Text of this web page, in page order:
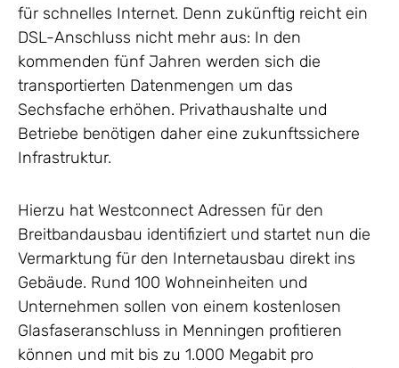
für schnelles Internet. Denn zukünftig reicht ein
DSL-Anschluss nicht mehr aus: In den
kommenden fünf Jahren werden sich die
transportierten Datenmengen um das
Sechsfache erhöhen. Privathaushalte und
Betriebe benötigen daher eine zukunftssichere
Infrastruktur.
Hierzu hat Westconnect Adressen für den
Breitbandausbau identifiziert und startet nun die
Vermarktung für den Internetausbau direkt ins
Gebäude. Rund 100 Wohneinheiten und
Unternehmen sollen von einem kostenlosen
Glasfaseranschluss in Menningen profitieren
können und mit bis zu 1.000 Megabit pro